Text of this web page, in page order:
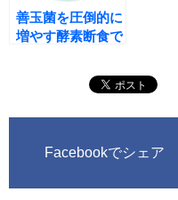
善玉菌を圧倒的に
増やす酵素断食で
Facebookでシェア